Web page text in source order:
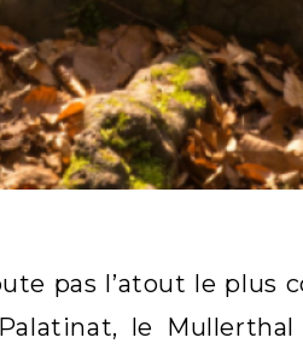
pas l’atout le plus
le